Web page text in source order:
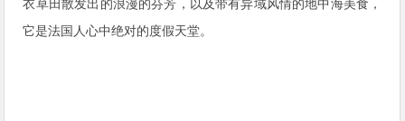
衣草田散发出的浪漫的芬芳，以及带有异域风情的地中海美食，
它是法国人心中绝对的度假天堂。